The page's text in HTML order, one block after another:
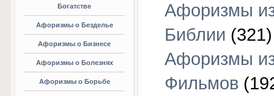
Богатстве
Афоризмы о Безделье
Афоризмы о Бизнесе
Афоризмы о Болезнях
Афоризмы о Борьбе
Афоризмы
Библии (321)
Афоризмы
Фильмов